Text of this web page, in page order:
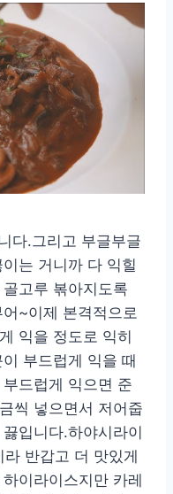
다.그리고 부글부글
는 거니까 다 익힐
고루 볶아지도록
~이제 본격적으로
익을 정도로 익히
부드럽게 익을 때
드럽게 익으면 준
씩 넣으면서 저어줍
입니다.하야시라이
반갑고 더 맛있게
이라이스지만 카레